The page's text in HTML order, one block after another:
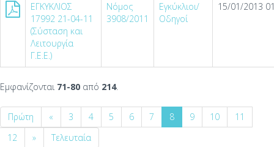
ΕΓΚΥΚΛΙΟΣ
17992 21-04-11
(Σύσταση και
Λειτουργία
Γ.Ε.Ε.)
Νόμος
3908/2011
Εγκύκλιοι/
Οδηγοί
15/01/2013
Εμφανίζονται 71-80 από 214.
Πρώτη « 3 4 5 6 7 8 9 10
11
12
» Τελευταία